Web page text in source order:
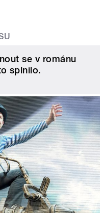
se v románu
splnilo.